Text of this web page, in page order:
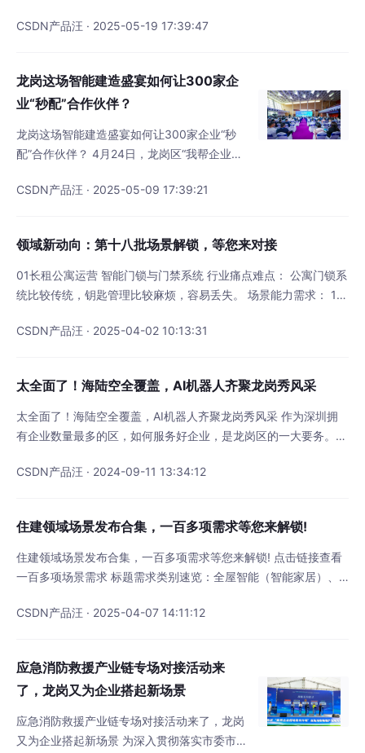
—— 5月8日 湾区未来科技园 即可解锁AI互动
园区之一，湾区未来科技园聚焦生物医药、高
端医疗器械、人工智能与机器人等高新技术产
业，历经3年打磨将迎来盛大开园，为企
CSDN产品汪 · 2025-05-19 17:39:47
龙岗这场智能建造盛宴如何让300家企
业“秒配”合作伙伴？
龙岗这场智能建造盛宴如何让300家企业“秒
配”合作伙伴？ 4月24日，龙岗区“我帮企业搭
动在香港中文大学（深圳）礼文堂举行，来自
智能建造盛宴。沉浸式场景体验：前沿技术“看
得见、摸得着” 据介绍，本次龙岗区“我帮企业
搭场景”之智能建造暨百家建筑业企业专场对接
CSDN产品汪 · 2025-05-09 17:39:21
领域新动向：第十八批场景解锁，等您来对接
01长租公寓运营 智能门锁与门禁系统 行业痛点难点： 公寓门锁系
统比较传统，钥匙管理比较麻烦，容易丢失。 场景能力需求： 1、
锁； 2、提高安全性，防止非法进入； 3、远程管理，方便房东或
浪费情况多，能源设备容易出
CSDN产品汪 · 2025-04-02 10:13:31
太全面了！海陆空全覆盖，AI机器人齐聚龙岗秀风采
太全面了！海陆空全覆盖，AI机器人齐聚龙岗秀风采 作为深圳拥
有企业数量最多的区，如何服务好企业，是龙岗区的一大要务。而
“我帮企业搭场景”的专项行动，就是服务辖区企业的一把利器。 对
公司重点开发了物联网后台系统，主要应用于铁
CSDN产品汪 · 2024-09-11 13:34:12
住建领域场景发布合集，一百多项需求等您来解锁!
住建领域场景发布合集，一百多项需求等您来解锁! 点击链接查看
一百多项场景需求 标题需求类别速览：全屋智能（智能家居）、
CSDN产品汪 · 2025-04-07 14:11:12
应急消防救援产业链专场对接活动来
了，龙岗又为企业搭起新场景
应急消防救援产业链专场对接活动来了，龙岗
又为企业搭起新场景 为深入贯彻落实市委市政